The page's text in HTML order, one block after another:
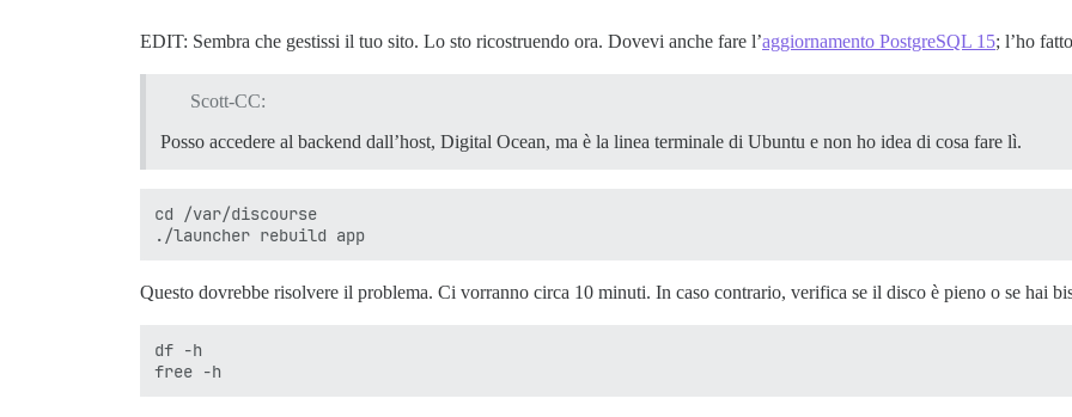
EDIT: Sembra che gestissi il tuo sito. Lo sto ricostruendo ora. Dovevi anche fare l’aggiornamento PostgreSQL 15; l’ho
Scott-CC:
Posso accedere al backend dall’host, Digital Ocean, ma è la linea terminale di Ubuntu e non ho idea di cosa fare lì.
cd /var/discourse
Questo dovrebbe risolvere il problema. Ci vorranno circa 10 minuti. In caso contrario, verifica se il disco è pieno o se hai
df -h